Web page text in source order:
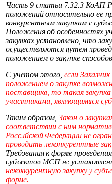
Часть 9 статьи 7.32.3 КоАП
положений относительно ее
конкурентным закупкам с
Положения об особенностях
закупках установлено, что
осуществляются путем
положением о закупке способов
С учетом этого, если
положением о закупке
поставщика, то такая
участниками, являющимися
Таким образом, Закон о
соответствии с ним
Российской Федерации не
проводить неконкурентные
Требования к форме
субъектов МСП не
неконкурентную закупку у
форме.